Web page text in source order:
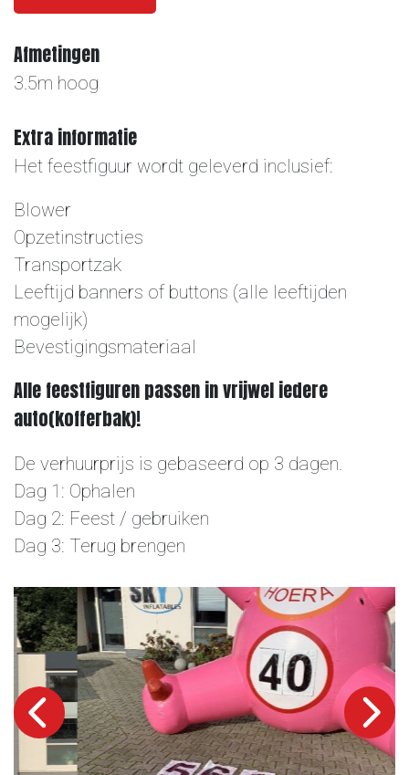
Afmetingen
3.5m hoog
Extra informatie
Het feestfiguur wordt geleverd inclusief:
Blower
Opzetinstructies
Transportzak
Leeftijd banners of buttons (alle leeftijden
mogelijk)
Bevestigingsmateriaal
Alle feestfiguren passen in vrijwel iedere
auto(kofferbak)!
De verhuurprijs is gebaseerd op 3 dagen.
Dag 1: Ophalen
Dag 2: Feest / gebruiken
Dag 3: Terug brengen